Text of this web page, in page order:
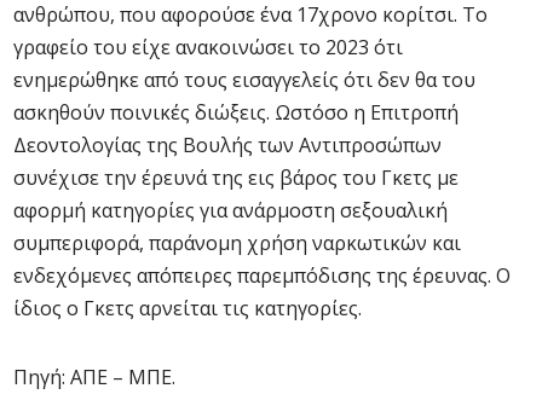
ανθρώπου, που αφορούσε ένα 17χρονο κορίτσι. Το
γραφείο του είχε ανακοινώσει το 2023 ότι
ενημερώθηκε από τους εισαγγελείς ότι δεν θα του
ασκηθούν ποινικές διώξεις. Ωστόσο η Επιτροπή
Δεοντολογίας της Βουλής των Αντιπροσώπων
συνέχισε την έρευνά της εις βάρος του Γκετς με
αφορμή κατηγορίες για ανάρμοστη σεξουαλική
συμπεριφορά, παράνομη χρήση ναρκωτικών και
ενδεχόμενες απόπειρες παρεμπόδισης της έρευνας. Ο
ίδιος ο Γκετς αρνείται τις κατηγορίες.
Πηγή: ΑΠΕ – ΜΠΕ.